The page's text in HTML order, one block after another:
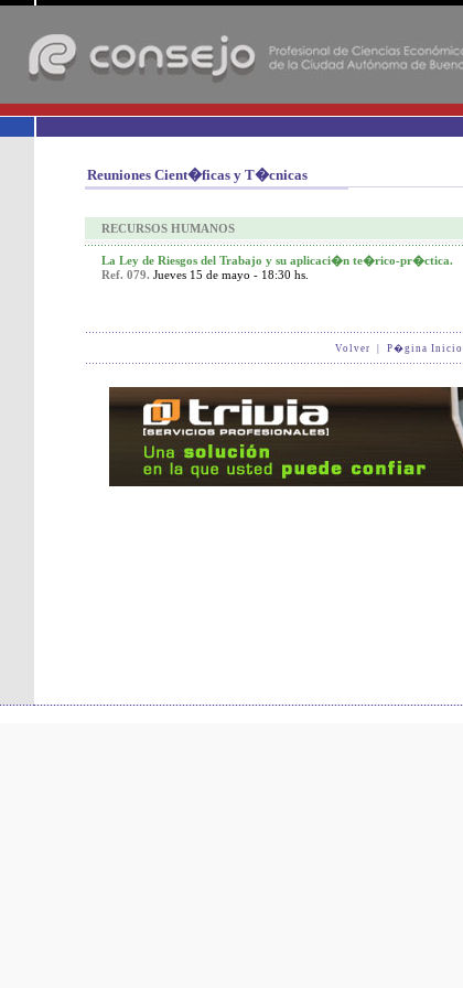
Reuniones Cient�ficas y T�cnicas
RECURSOS HUMANOS
La Ley de Riesgos del Trabajo y su aplicaci�n te�rico-pr�ctica.
Ref. 079. Jueves 15 de mayo - 18:30 hs.
Volver P�gina Inicio